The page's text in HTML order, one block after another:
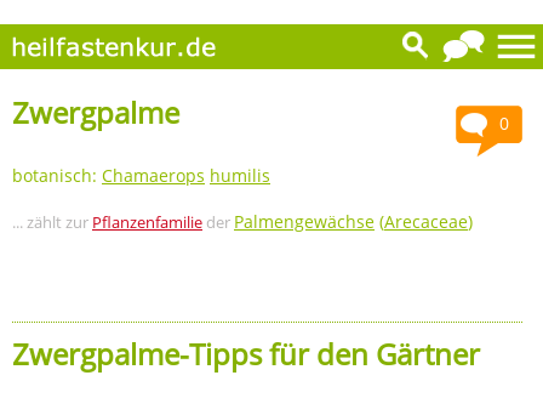
0
Zwergpalme
botanisch: Chamaerops humilis
... zählt zur Pflanzenfamilie der Palmengewächse (Arecaceae)
Zwergpalme-Tipps für den Gärtner